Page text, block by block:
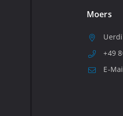
Moers
+49
E-